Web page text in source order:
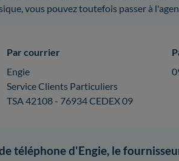
vous pouvez toutefois passer à
Par courrier
Engie
Service Clients Particuliers
TSA 42108 - 76934 CEDEX 09
téléphone d'Engie, le